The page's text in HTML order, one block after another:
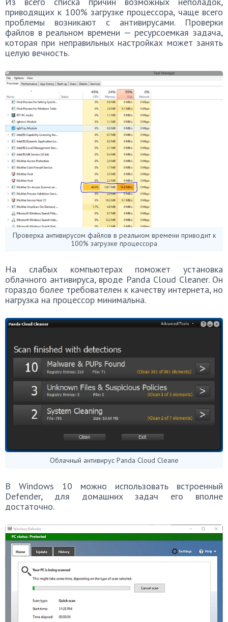
приводящих к 100% загрузке процессора, чаще всего
проблемы возникают с антивирусами. Проверки
файлов в реальном времени — ресурсоемкая задача,
которая при неправильных настройках может занять
целую вечность.
Проверка антивирусом файлов в реальном времени приводит к
100% загрузке процессора
На слабых компьютерах поможет установка
облачного антивируса, вроде Panda Cloud Cleaner. Он
гораздо более требователен к качеству интернета, но
нагрузка на процессор минимальна.
Облачный антивирус Panda Cloud Cleane
В Windows 10 можно использовать встроенный
Defender, для домашних задач его вполне
достаточно.